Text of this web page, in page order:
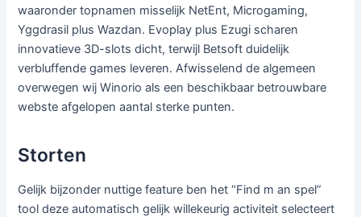
waaronder topnamen misselijk NetEnt, Microgaming,
Yggdrasil plus Wazdan. Evoplay plus Ezugi scharen
innovatieve 3D-slots dicht, terwijl Betsoft duidelijk
verbluffende games leveren. Afwisselend de algemeen
overwegen wij Winorio als een beschikbaar betrouwbare
webste afgelopen aantal sterke punten.
Storten
Gelijk bijzonder nuttige feature ben het “Find m an spel”
tool deze automatisch gelijk willekeurig activiteit selecteert